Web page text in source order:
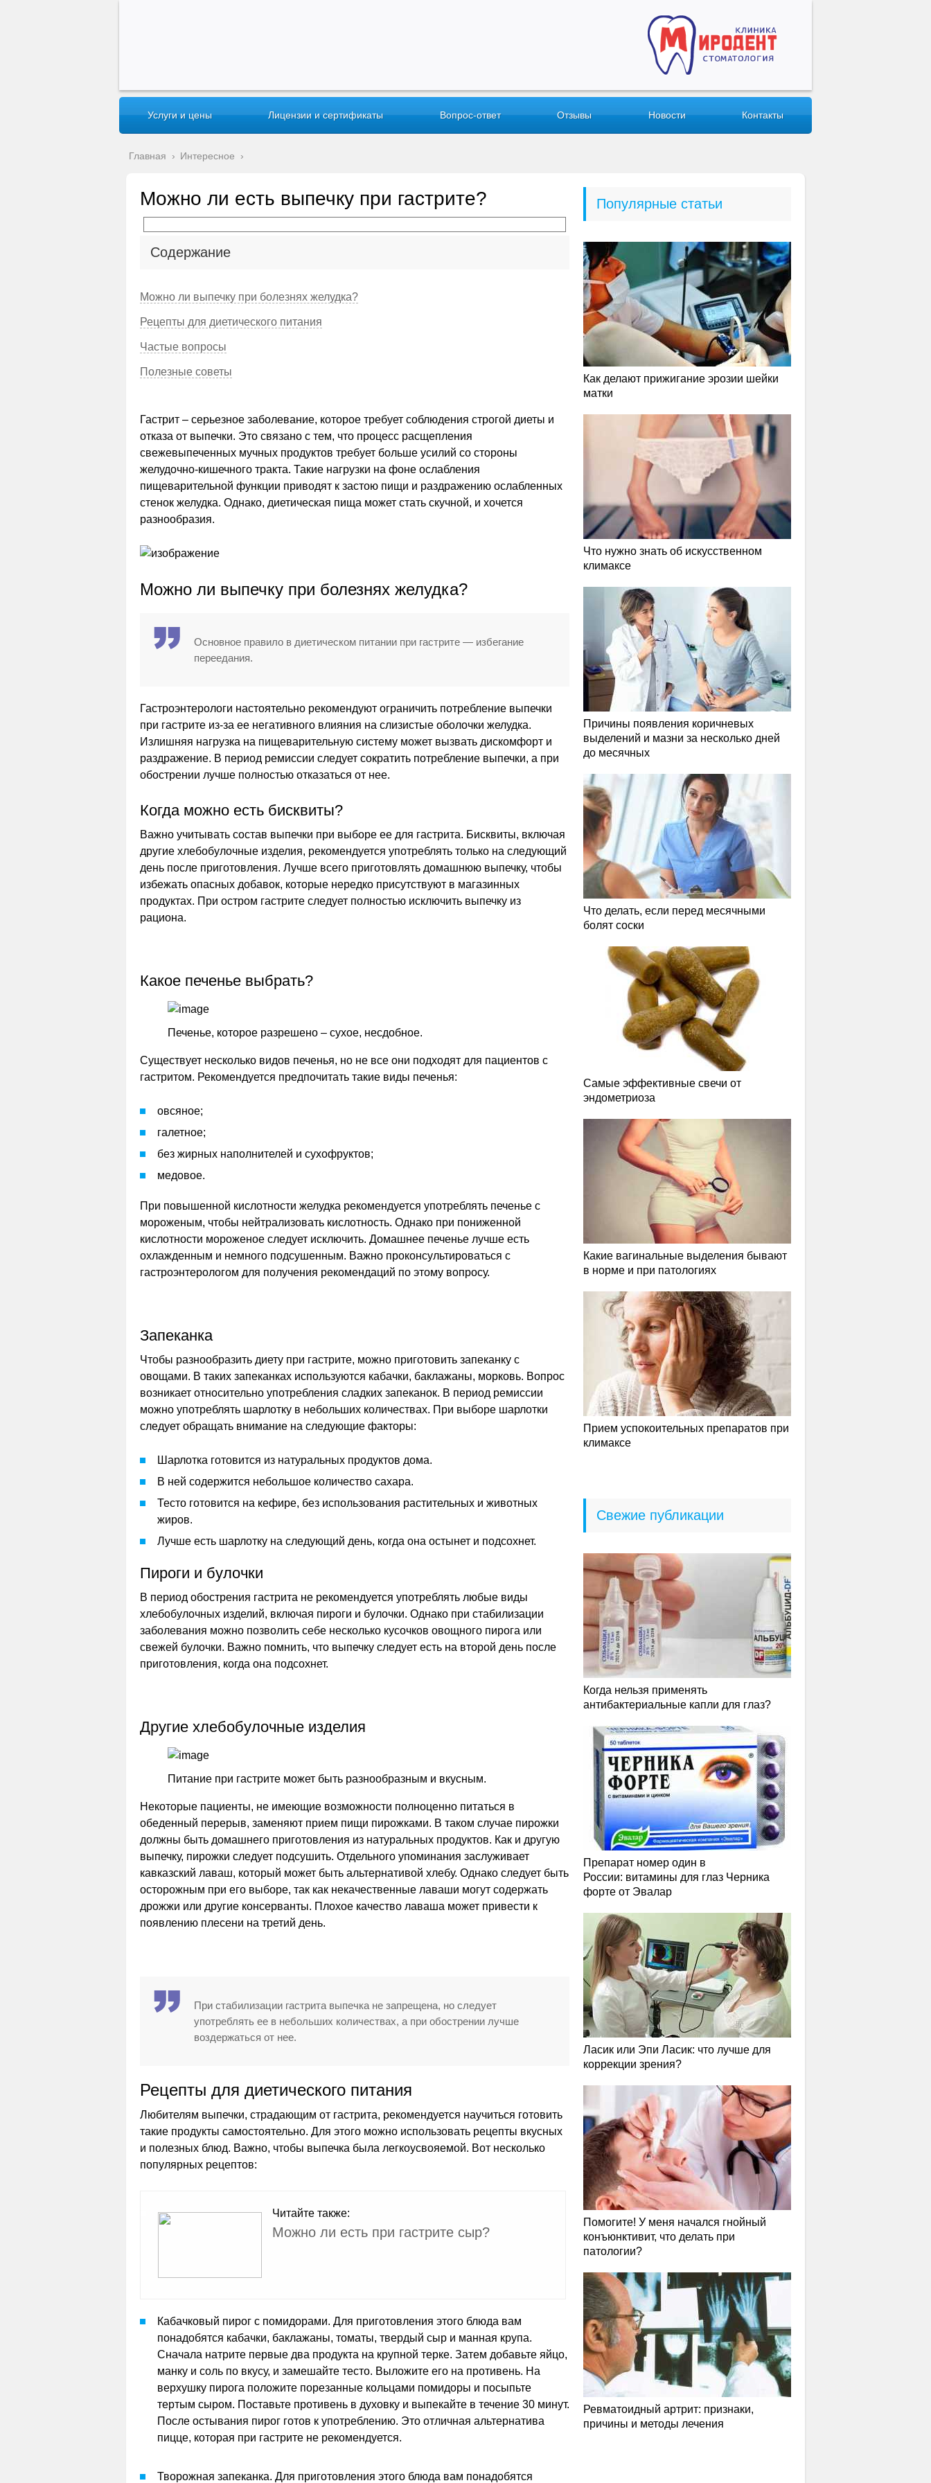
Услуги и цены Лицензии и сертификаты Вопрос-ответ Отзывы Новости Контакты
Главная › Интересное ›
Можно ли есть выпечку при гастрите?
Содержание
Можно ли выпечку при болезнях желудка?
Рецепты для диетического питания
Частые вопросы
Полезные советы
Гастрит – серьезное заболевание, которое требует соблюдения строгой диеты и
отказа от выпечки. Это связано с тем, что процесс расщепления
свежевыпеченных мучных продуктов требует больше усилий со стороны
желудочно-кишечного тракта. Такие нагрузки на фоне ослабления
пищеварительной функции приводят к застою пищи и раздражению ослабленных
стенок желудка. Однако, диетическая пища может стать скучной, и хочется
разнообразия.
Можно ли выпечку при болезнях желудка?
Основное правило в диетическом питании при гастрите — избегание
переедания.
Гастроэнтерологи настоятельно рекомендуют ограничить потребление выпечки
при гастрите из-за ее негативного влияния на слизистые оболочки желудка.
Излишняя нагрузка на пищеварительную систему может вызвать дискомфорт и
раздражение. В период ремиссии следует сократить потребление выпечки, а при
обострении лучше полностью отказаться от нее.
Когда можно есть бисквиты?
Важно учитывать состав выпечки при выборе ее для гастрита. Бисквиты, включая
другие хлебобулочные изделия, рекомендуется употреблять только на следующий
день после приготовления. Лучше всего приготовлять домашнюю выпечку, чтобы
избежать опасных добавок, которые нередко присутствуют в магазинных
продуктах. При остром гастрите следует полностью исключить выпечку из
рациона.
Какое печенье выбрать?
Печенье, которое разрешено – сухое, несдобное.
Существует несколько видов печенья, но не все они подходят для пациентов с
гастритом. Рекомендуется предпочитать такие виды печенья:
овсяное;
галетное;
без жирных наполнителей и сухофруктов;
медовое.
При повышенной кислотности желудка рекомендуется употреблять печенье с
мороженым, чтобы нейтрализовать кислотность. Однако при пониженной
кислотности мороженое следует исключить. Домашнее печенье лучше есть
охлажденным и немного подсушенным. Важно проконсультироваться с
гастроэнтерологом для получения рекомендаций по этому вопросу.
Запеканка
Чтобы разнообразить диету при гастрите, можно приготовить запеканку с
овощами. В таких запеканках используются кабачки, баклажаны, морковь. Вопрос
возникает относительно употребления сладких запеканок. В период ремиссии
можно употреблять шарлотку в небольших количествах. При выборе шарлотки
следует обращать внимание на следующие факторы:
Шарлотка готовится из натуральных продуктов дома.
В ней содержится небольшое количество сахара.
Тесто готовится на кефире, без использования растительных и животных
жиров.
Лучше есть шарлотку на следующий день, когда она остынет и подсохнет.
Пироги и булочки
В период обострения гастрита не рекомендуется употреблять любые виды
хлебобулочных изделий, включая пироги и булочки. Однако при стабилизации
заболевания можно позволить себе несколько кусочков овощного пирога или
свежей булочки. Важно помнить, что выпечку следует есть на второй день после
приготовления, когда она подсохнет.
Другие хлебобулочные изделия
Питание при гастрите может быть разнообразным и вкусным.
Некоторые пациенты, не имеющие возможности полноценно питаться в
обеденный перерыв, заменяют прием пищи пирожками. В таком случае пирожки
должны быть домашнего приготовления из натуральных продуктов. Как и другую
выпечку, пирожки следует подсушить. Отдельного упоминания заслуживает
кавказский лаваш, который может быть альтернативой хлебу. Однако следует быть
осторожным при его выборе, так как некачественные лаваши могут содержать
дрожжи или другие консерванты. Плохое качество лаваша может привести к
появлению плесени на третий день.
При стабилизации гастрита выпечка не запрещена, но следует
употреблять ее в небольших количествах, а при обострении лучше
воздержаться от нее.
Рецепты для диетического питания
Любителям выпечки, страдающим от гастрита, рекомендуется научиться готовить
такие продукты самостоятельно. Для этого можно использовать рецепты вкусных
и полезных блюд. Важно, чтобы выпечка была легкоусвояемой. Вот несколько
популярных рецептов:
Читайте также:
Можно ли есть при гастрите сыр?
Кабачковый пирог с помидорами. Для приготовления этого блюда вам
понадобятся кабачки, баклажаны, томаты, твердый сыр и манная крупа.
Сначала натрите первые два продукта на крупной терке. Затем добавьте яйцо,
манку и соль по вкусу, и замешайте тесто. Выложите его на противень. На
верхушку пирога положите порезанные кольцами помидоры и посыпьте
тертым сыром. Поставьте противень в духовку и выпекайте в течение 30 минут.
После остывания пирог готов к употреблению. Это отличная альтернатива
пицце, которая при гастрите не рекомендуется.
Творожная запеканка. Для приготовления этого блюда вам понадобятся
Популярные статьи
Как делают прижигание эрозии шейки
матки
Что нужно знать об искусственном
климаксе
Причины появления коричневых
выделений и мазни за несколько дней
до месячных
Что делать, если перед месячными
болят соски
Самые эффективные свечи от
эндометриоза
Какие вагинальные выделения бывают
в норме и при патологиях
Прием успокоительных препаратов при
климаксе
Свежие публикации
Когда нельзя применять
антибактериальные капли для глаз?
Препарат номер один в
России: витамины для глаз Черника
форте от Эвалар
Ласик или Эпи Ласик: что лучше для
коррекции зрения?
Помогите! У меня начался гнойный
конъюнктивит, что делать при
патологии?
Ревматоидный артрит: признаки,
причины и методы лечения